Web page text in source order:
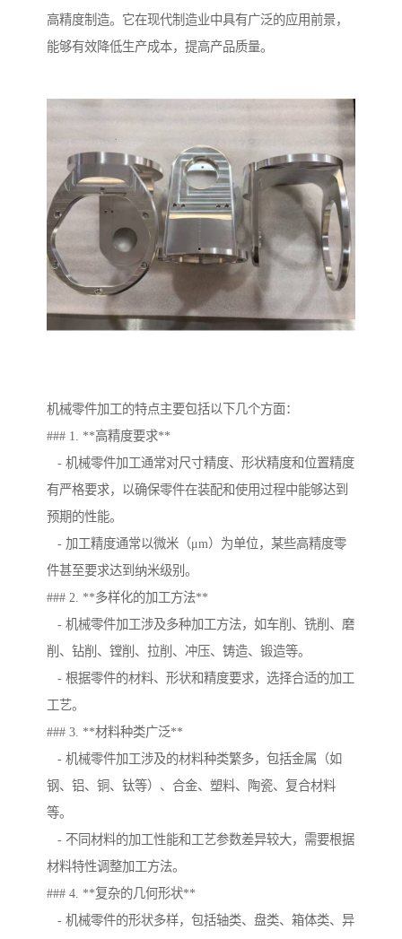
高精度制造。它在现代制造业中具有广泛的应用前景，
能够有效降低生产成本，提高产品质量。
机械零件加工的特点主要包括以下几个方面：
### 1. **高精度要求**
- 机械零件加工通常对尺寸精度、形状精度和位置精度
有严格要求，以确保零件在装配和使用过程中能够达到
预期的性能。
- 加工精度通常以微米（μm）为单位，某些高精度零
件甚至要求达到纳米级别。
### 2. **多样化的加工方法**
- 机械零件加工涉及多种加工方法，如车削、铣削、磨
削、钻削、镗削、拉削、冲压、铸造、锻造等。
- 根据零件的材料、形状和精度要求，选择合适的加工
工艺。
### 3. **材料种类广泛**
- 机械零件加工涉及的材料种类繁多，包括金属（如
钢、铝、铜、钛等）、合金、塑料、陶瓷、复合材料
等。
- 不同材料的加工性能和工艺参数差异较大，需要根据
材料特性调整加工方法。
### 4. **复杂的几何形状**
- 机械零件的形状多样，包括轴类、盘类、箱体类、异